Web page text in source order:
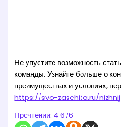
Не упустите возможность
команды. Узнайте больше о
преимуществах и условиях,
https://svo-zaschita.ru/
Прочтений: 4 676